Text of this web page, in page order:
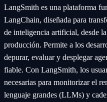
LangSmith es una plataforma
LangChain, diseñada para
de inteligencia artificial, desde
producción. Permite a los
depurar, evaluar y desplegar
fiable. Con LangSmith, los
necesarias para monitorizar el
lenguaje grandes (LLMs) y